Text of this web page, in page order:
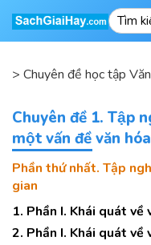
> Chuyên đề học tập
Chuyên đề 1. Tập
một vấn đề văn
Phần thứ nhất. Tập
gian
1. Phần I. Khái quát về
2. Phần I. Khái quát về